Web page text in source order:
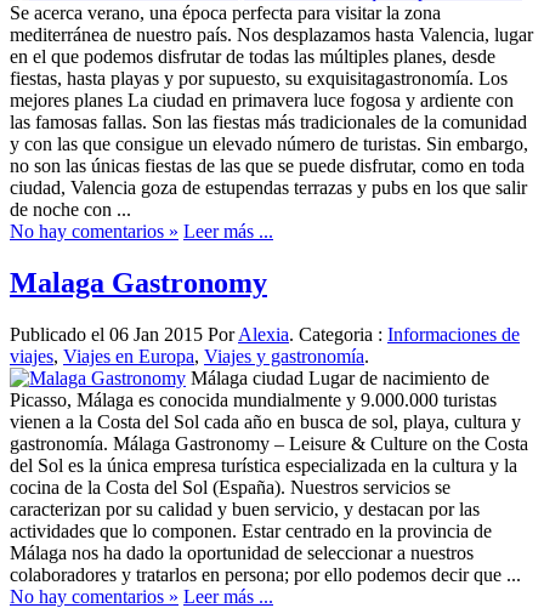
Se acerca verano, una época perfecta para visitar la zona
mediterránea de nuestro país. Nos desplazamos hasta Valencia, lugar
en el que podemos disfrutar de todas las múltiples planes, desde
fiestas, hasta playas y por supuesto, su exquisitagastronomía. Los
mejores planes La ciudad en primavera luce fogosa y ardiente con
las famosas fallas. Son las fiestas más tradicionales de la comunidad
y con las que consigue un elevado número de turistas. Sin embargo,
no son las únicas fiestas de las que se puede disfrutar, como en toda
ciudad, Valencia goza de estupendas terrazas y pubs en los que salir
de noche con ...
No hay comentarios » Leer más ...
Malaga Gastronomy
Publicado el 06 Jan 2015 PorAlexia. Categoria : Informaciones de
viajes, Viajes en Europa, Viajes y gastronomía.
Málaga ciudad Lugar de nacimiento de
Picasso, Málaga es conocida mundialmente y 9.000.000 turistas
vienen a la Costa del Sol cada año en busca de sol, playa, cultura y
gastronomía. Málaga Gastronomy – Leisure & Culture on the Costa
del Sol es la única empresa turística especializada en la cultura y la
cocina de la Costa del Sol (España). Nuestros servicios se
caracterizan por su calidad y buen servicio, y destacan por las
actividades que lo componen. Estar centrado en la provincia de
Málaga nos ha dado la oportunidad de seleccionar a nuestros
colaboradores y tratarlos en persona; por ello podemos decir que ...
No hay comentarios » Leer más ...